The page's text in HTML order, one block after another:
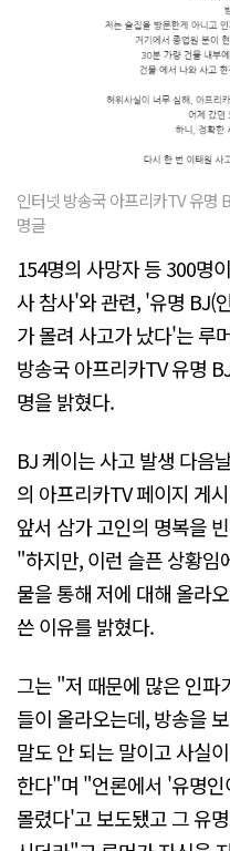
인터넷 방송국 아프리카TV 유명
명글
154명의 사망자 등 300명
사 참사'와 관련, '유명 BJ(
가 몰려 사고가 났다'는 루
방송국 아프리카TV 유명
명을 밝혔다.
BJ 케이는 사고 발생 다음
의 아프리카TV 페이지 게
앞서 삼가 고인의 명복을
"하지만, 이런 슬픈 상황임
물을 통해 저에 대해 올라
쓴 이유를 밝혔다.
그는 "저 때문에 많은 인파
들이 올라오는데, 방송을
말도 안 되는 말이고 사실
한다"며 "언론에서 '유명
몰렸다'고 보도됐고 그 유